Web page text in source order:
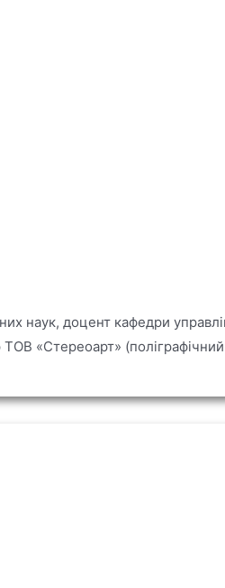
наук, доцент кафедри
ТОВ «Стереоарт»